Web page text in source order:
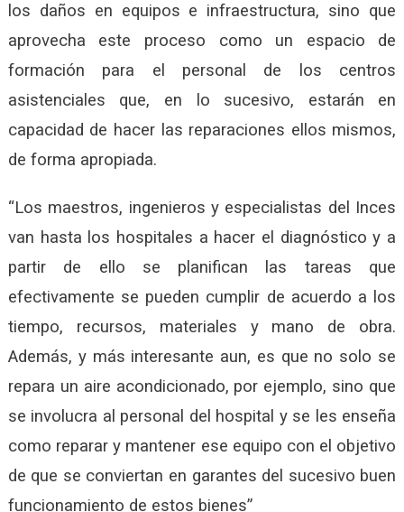
los daños en equipos e infraestructura, sino que
aprovecha este proceso como un espacio de
formación para el personal de los centros
asistenciales que, en lo sucesivo, estarán en
capacidad de hacer las reparaciones ellos mismos,
de forma apropiada.
“Los maestros, ingenieros y especialistas del Inces
van hasta los hospitales a hacer el diagnóstico y a
partir de ello se planifican las tareas que
efectivamente se pueden cumplir de acuerdo a los
tiempo, recursos, materiales y mano de obra.
Además, y más interesante aun, es que no solo se
repara un aire acondicionado, por ejemplo, sino que
se involucra al personal del hospital y se les enseña
como reparar y mantener ese equipo con el objetivo
de que se conviertan en garantes del sucesivo buen
funcionamiento de estos bienes”